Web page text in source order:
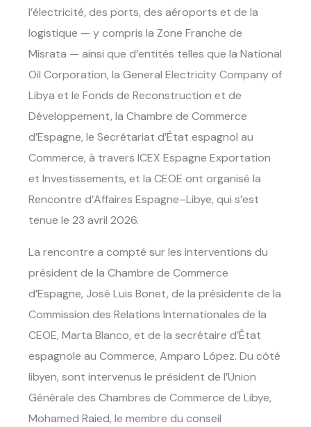
l’électricité, des ports, des aéroports et de la
logistique — y compris la Zone Franche de
Misrata — ainsi que d’entités telles que la National
Oil Corporation, la General Electricity Company of
Libya et le Fonds de Reconstruction et de
Développement, la Chambre de Commerce
d’Espagne, le Secrétariat d’État espagnol au
Commerce, à travers ICEX Espagne Exportation
et Investissements, et la CEOE ont organisé la
Rencontre d’Affaires Espagne–Libye, qui s’est
tenue le 23 avril 2026.
La rencontre a compté sur les interventions du
président de la Chambre de Commerce
d’Espagne, José Luis Bonet, de la présidente de la
Commission des Relations Internationales de la
CEOE, Marta Blanco, et de la secrétaire d’État
espagnole au Commerce, Amparo López. Du côté
libyen, sont intervenus le président de l’Union
Générale des Chambres de Commerce de Libye,
Mohamed Raied, le membre du conseil